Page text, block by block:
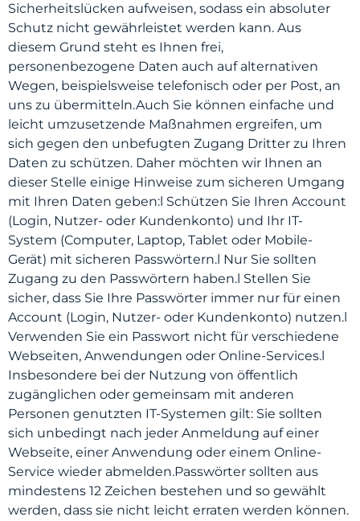
Sicherheitslücken aufweisen, sodass ein absoluter
Schutz nicht gewährleistet werden kann. Aus
diesem Grund steht es Ihnen frei,
personenbezogene Daten auch auf alternativen
Wegen, beispielsweise telefonisch oder per Post, an
uns zu übermitteln.Auch Sie können einfache und
leicht umzusetzende Maßnahmen ergreifen, um
sich gegen den unbefugten Zugang Dritter zu Ihren
Daten zu schützen. Daher möchten wir Ihnen an
dieser Stelle einige Hinweise zum sicheren Umgang
mit Ihren Daten geben:l Schützen Sie Ihren Account
(Login, Nutzer- oder Kundenkonto) und Ihr IT-
System (Computer, Laptop, Tablet oder Mobile-
Gerät) mit sicheren Passwörtern.l Nur Sie sollten
Zugang zu den Passwörtern haben.l Stellen Sie
sicher, dass Sie Ihre Passwörter immer nur für einen
Account (Login, Nutzer- oder Kundenkonto) nutzen.l
Verwenden Sie ein Passwort nicht für verschiedene
Webseiten, Anwendungen oder Online-Services.l
Insbesondere bei der Nutzung von öffentlich
zugänglichen oder gemeinsam mit anderen
Personen genutzten IT-Systemen gilt: Sie sollten
sich unbedingt nach jeder Anmeldung auf einer
Webseite, einer Anwendung oder einem Online-
Service wieder abmelden.Passwörter sollten aus
mindestens 12 Zeichen bestehen und so gewählt
werden, dass sie nicht leicht erraten werden können.